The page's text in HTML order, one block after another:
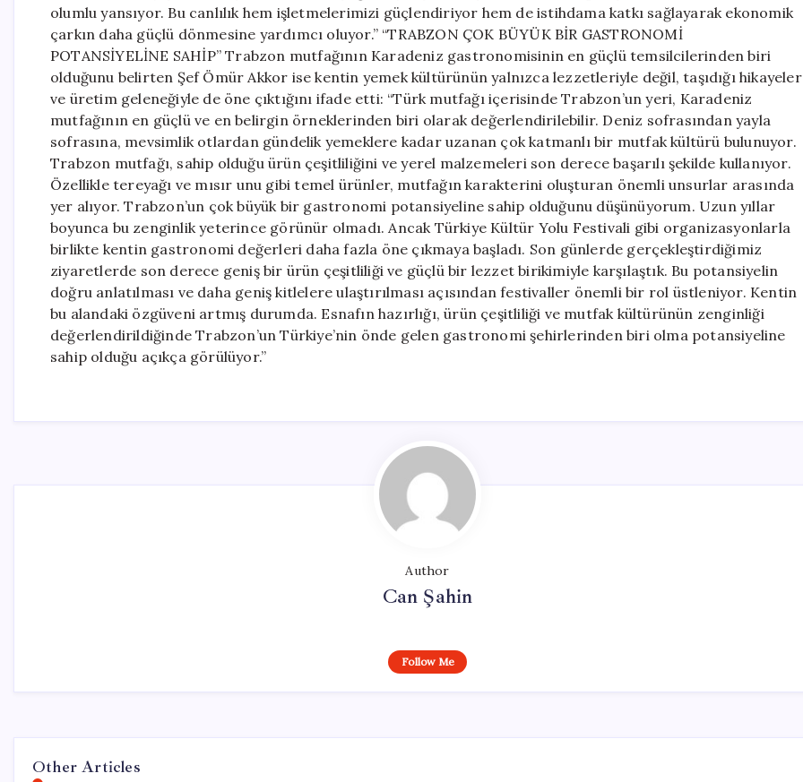
olumlu yansıyor. Bu canlılık hem işletmelerimizi güçlendiriyor hem de istihdama katkı sağlayarak ekonomik
çarkın daha güçlü dönmesine yardımcı oluyor.” “TRABZON ÇOK BÜYÜK BİR GASTRONOMİ
POTANSİYELİNE SAHİP” Trabzon mutfağının Karadeniz gastronomisinin en güçlü temsilcilerinden biri
olduğunu belirten Şef Ömür Akkor ise kentin yemek kültürünün yalnızca lezzetleriyle değil, taşıdığı hikayeler
ve üretim geleneğiyle de öne çıktığını ifade etti: “Türk mutfağı içerisinde Trabzon’un yeri, Karadeniz
mutfağının en güçlü ve en belirgin örneklerinden biri olarak değerlendirilebilir. Deniz sofrasından yayla
sofrasına, mevsimlik otlardan gündelik yemeklere kadar uzanan çok katmanlı bir mutfak kültürü bulunuyor.
Trabzon mutfağı, sahip olduğu ürün çeşitliliğini ve yerel malzemeleri son derece başarılı şekilde kullanıyor.
Özellikle tereyağı ve mısır unu gibi temel ürünler, mutfağın karakterini oluşturan önemli unsurlar arasında
yer alıyor. Trabzon’un çok büyük bir gastronomi potansiyeline sahip olduğunu düşünüyorum. Uzun yıllar
boyunca bu zenginlik yeterince görünür olmadı. Ancak Türkiye Kültür Yolu Festivali gibi organizasyonlarla
birlikte kentin gastronomi değerleri daha fazla öne çıkmaya başladı. Son günlerde gerçekleştirdiğimiz
ziyaretlerde son derece geniş bir ürün çeşitliliği ve güçlü bir lezzet birikimiyle karşılaştık. Bu potansiyelin
doğru anlatılması ve daha geniş kitlelere ulaştırılması açısından festivaller önemli bir rol üstleniyor. Kentin
bu alandaki özgüveni artmış durumda. Esnafın hazırlığı, ürün çeşitliliği ve mutfak kültürünün zenginliği
değerlendirildiğinde Trabzon’un Türkiye’nin önde gelen gastronomi şehirlerinden biri olma potansiyeline
sahip olduğu açıkça görülüyor.”
Author
Can Şahin
Follow Me
Other Articles